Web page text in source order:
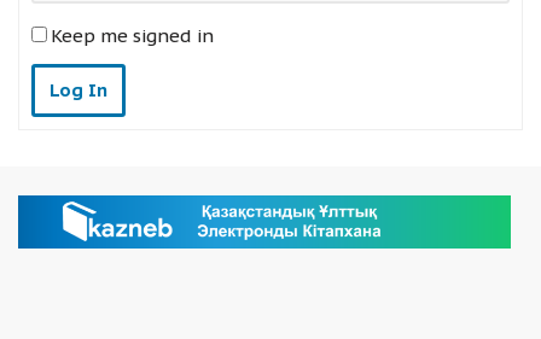
Keep me signed in
Log In